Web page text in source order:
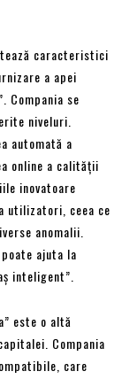
caracteristici
a apei
Compania se
niveluri.
automată a
online a calității
inovatoare
utilizatori, ceea ce
anomalii.
ajuta la
inteligent”.
este o altă
Compania
care